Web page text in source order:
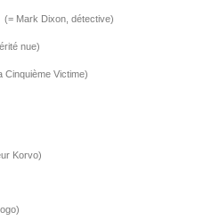
(= Mark Dixon, détective)
nue)
Cinquième Victime)
Korvo)